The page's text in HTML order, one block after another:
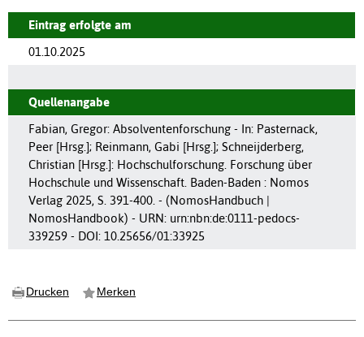
Eintrag erfolgte am
01.10.2025
Quellenangabe
Fabian, Gregor: Absolventenforschung - In: Pasternack,
Peer [Hrsg.]; Reinmann, Gabi [Hrsg.]; Schneijderberg,
Christian [Hrsg.]: Hochschulforschung. Forschung über
Hochschule und Wissenschaft. Baden-Baden : Nomos
Verlag 2025, S. 391-400. - (NomosHandbuch |
NomosHandbook) - URN: urn:nbn:de:0111-pedocs-
339259 - DOI: 10.25656/01:33925
Drucken Merken